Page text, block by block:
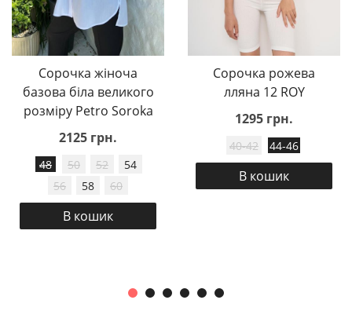
Сорочка жіноча
базова біла великого
розміру Petro Soroka
2125 грн.
48 50 52
54
56
58 60
В кошик
Сорочка рожева
лляна 12 ROY
1295 грн.
40-42 44-46
В кошик